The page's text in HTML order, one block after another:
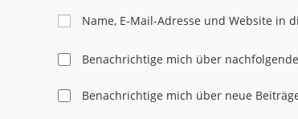
Namen
oder
Benutzernamen
Kommentieren
Name, E-Mail-Adresse und Website in
Benachrichtige mich über
Benachrichtige mich über neue